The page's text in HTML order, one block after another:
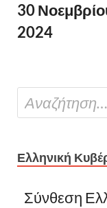
30
2024
Ελληνική
Σύνθεση